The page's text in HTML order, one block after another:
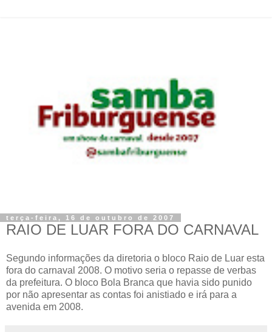
terça-feira, 16 de outubro de 2007
RAIO DE LUAR FORA DO CARNAVAL
Segundo informações da diretoria o bloco Raio de Luar esta
fora do carnaval 2008. O motivo seria o repasse de verbas
da prefeitura. O bloco Bola Branca que havia sido punido
por não apresentar as contas foi anistiado e irá para a
avenida em 2008.